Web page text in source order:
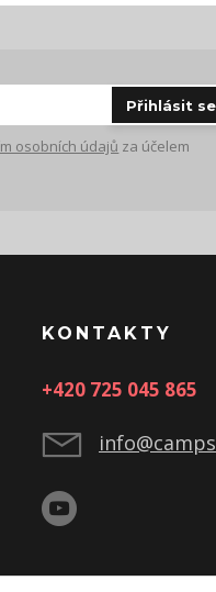
Přihlásit se
osobních údajů za účelem
KONTAKTY
+420 725 045 865